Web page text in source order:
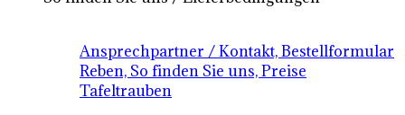
Ansprechpartner / Kontakt, Bestellformular
Reben, So finden Sie uns, Preise
Tafeltrauben